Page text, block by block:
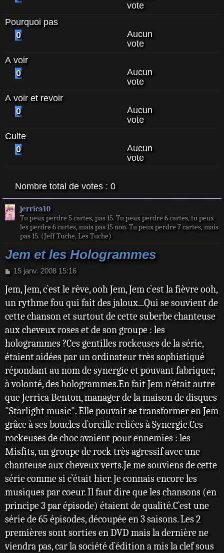
vote
Pourquoi pas
0
Aucun
vote
A voir
0
Aucun
vote
A voir et revoir
0
Aucun
vote
Culte
0
Aucun
vote
Nombre total de votes : 0
jerrica10
Tu peux perdre 5 cartes, pas 15. Tu peux perdre 6 cartes, tu peux
les perdre 6 cartes, mais pas 15 non. Tu peux perdre 7 cartes, mais
pas 15. (Jeff Tuche, Les Tuche)
Jem et les Hologrammes
M
s
a
g
15 janv. 2008 15:16
Jem, Jem, c`est le rêve, ooh Jem, Jem c`est la fièvre ooh,
un rythme fou qui fait des jaloux...Qui se souvient de
cette chanson et surtout de cette suberbe chanteuse
aux cheveux roses et de son groupe : les
hologrammes ?Ces gentilles rockeuses de la série,
étaient aidées par un ordinateur très sophistiqué
répondant au nom de synergie et pouvant fabriquer,
à volonté, des hologrammes.En fait Jem n`était autre
que Jerrica Benton, manager de la maison de disques
"Starlight music". Elle pouvait se transformer en Jem
grâce à ses boucles d`oreille reliées à Synergie.Ces
rockeuses de choc avaient pour ennemies : les
Misfits, un groupe de rock très agressif avec une
chanteuse aux cheveux verts.Je me souviens de cette
série comme si c`était hier. Je connais encore les
musiques par coeur. Il faut dire que les chansons (en
principe 3 par épisode) étaient de qualité.C`est une
série de 65 épisodes, découpée en 3 saisons. Les 2
premières sont sorties en DVD mais la dernière ne
viendra pas, car la société d`édition a mis la clef sous